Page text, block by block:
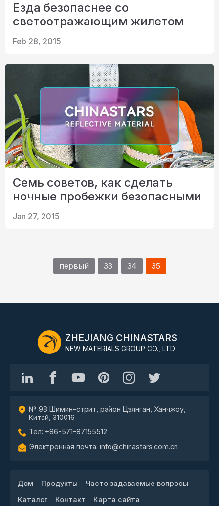
Езда безопаснее со
светоотражающим жилетом
Feb 28, 2015
Семь советов, как сделать
ночные пробежки безопасными
Jan 27, 2015
первый 33 34 35
ZHEJIANG CHINASTARS
NEW MATERIALS GROUP CO., LTD.
№ 98 Шимин-стрит, район Цзянган, Ханчжоу,
Китай, 310016
Тел: +86-571-87155512
Электронная почта: info@chinastars.com.cn
Дом Продукты
Часто задаваемые вопросы
Каталог
Контакт Карта сайта